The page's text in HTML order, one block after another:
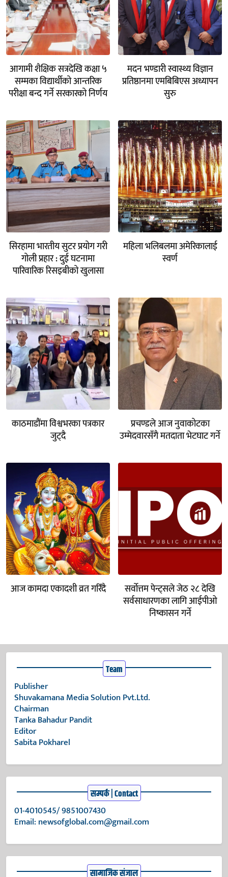
आगामी शैक्षिक सत्रदेखि कक्षा ५
सम्मका विद्यार्थीको आन्तरिक
परीक्षा बन्द गर्ने सरकारको निर्णय
मदन भण्डारी स्वास्थ्य विज्ञान
प्रतिष्ठानमा एमबिबिएस अध्यापन
सुरु
सिरहामा भारतीय सुटर प्रयोग गरी
गोली प्रहार : दुई घटनामा
पारिवारिक रिसइबीको खुलासा
महिला भलिबलमा अमेरिकालाई
स्वर्ण
काठमाडौंमा विश्वभरका पत्रकार
जुट्दै
प्रचण्डले आज नुवाकोटका
उम्मेदवारसँगै मतदाता भेटघाट गर्ने
आज कामदा एकादशी व्रत गरिँदै
सर्वोत्तम पेन्ट्सले जेठ २८ देखि
सर्वसाधारणका लागि आईपीओ
निष्कासन गर्ने
Team
Publisher
Shuvakamana Media Solution Pvt.Ltd.
Chairman
Tanka Bahadur Pandit
Editor
Sabita Pokharel
सम्पर्क | Contact
01-4010545/ 9851007430
Email: newsofglobal.com@gmail.com
सामाजिक संजाल